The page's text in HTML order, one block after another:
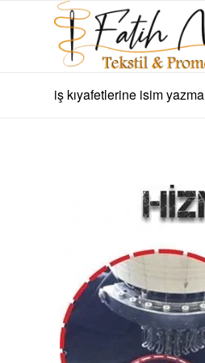
iş kıyafetlerine isim yazma